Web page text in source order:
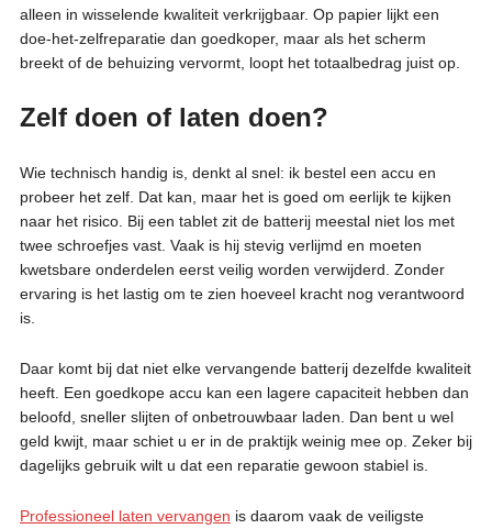
alleen in wisselende kwaliteit verkrijgbaar. Op papier lijkt een
doe-het-zelfreparatie dan goedkoper, maar als het scherm
breekt of de behuizing vervormt, loopt het totaalbedrag juist op.
Zelf doen of laten doen?
Wie technisch handig is, denkt al snel: ik bestel een accu en
probeer het zelf. Dat kan, maar het is goed om eerlijk te kijken
naar het risico. Bij een tablet zit de batterij meestal niet los met
twee schroefjes vast. Vaak is hij stevig verlijmd en moeten
kwetsbare onderdelen eerst veilig worden verwijderd. Zonder
ervaring is het lastig om te zien hoeveel kracht nog verantwoord
is.
Daar komt bij dat niet elke vervangende batterij dezelfde kwaliteit
heeft. Een goedkope accu kan een lagere capaciteit hebben dan
beloofd, sneller slijten of onbetrouwbaar laden. Dan bent u wel
geld kwijt, maar schiet u er in de praktijk weinig mee op. Zeker bij
dagelijks gebruik wilt u dat een reparatie gewoon stabiel is.
Professioneel laten vervangen is daarom vaak de veiligste